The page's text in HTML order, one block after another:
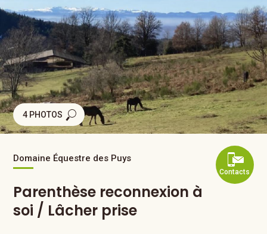
4 PHOTOS
Contacts
Domaine Équestre des Puys
Parenthèse reconnexion à
soi / Lâcher prise